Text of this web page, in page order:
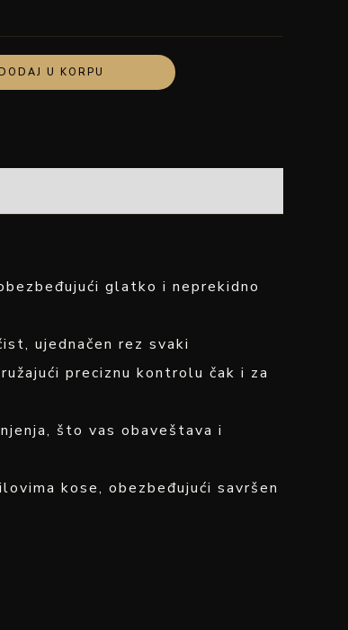
DODAJ U KORPU
glatko i neprekidno
ujednačen rez svaki
preciznu kontrolu čak i za
što vas obaveštava i
kose, obezbeđujući savršen